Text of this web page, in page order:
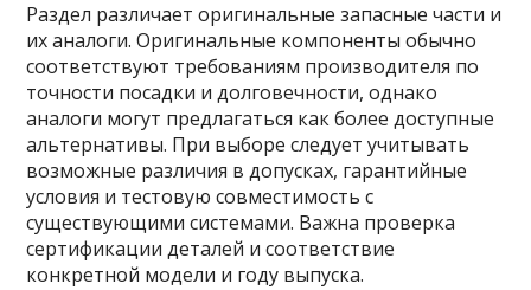
Раздел различает оригинальные запасные части и
их аналоги. Оригинальные компоненты обычно
соответствуют требованиям производителя по
точности посадки и долговечности, однако
аналоги могут предлагаться как более доступные
альтернативы. При выборе следует учитывать
возможные различия в допусках, гарантийные
условия и тестовую совместимость с
существующими системами. Важна проверка
сертификации деталей и соответствие
конкретной модели и году выпуска.